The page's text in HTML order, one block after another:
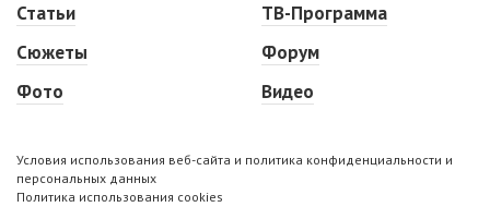
Статьи
Сюжеты
Фото
ТВ-Программа
Форум
Видео
Условия использования веб-сайта и политика конфиденциальности и
персональных данных
Политика использования cookies